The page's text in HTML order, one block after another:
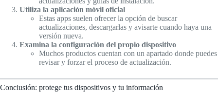
Utiliza la aplicación móvil oficial
Estas apps suelen ofrecer la opción de buscar
actualizaciones, descargarlas y avisarte cuando haya una
versión nueva.
Examina la configuración del propio dispositivo
Muchos productos cuentan con un apartado donde puedes
revisar y forzar el proceso de actualización.
Conclusión: protege tus dispositivos y tu información